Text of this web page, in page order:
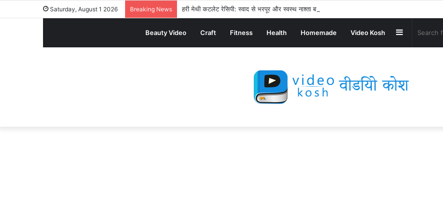
Saturday, August 1 2026 Breaking News हरी मेथी कटलेट रेसिपी: स्वाद से भरपूर और स्वस्थ नाश्ता बनाएं!
Beauty Video Craft Fitness Health Homemade Video Kosh Sidebar